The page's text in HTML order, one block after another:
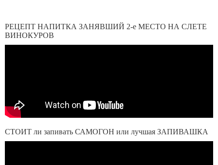
РЕЦЕПТ НАПИТКА ЗАНЯВШИЙ 2-е МЕСТО НА СЛЕТЕ
ВИНОКУРОВ
СТОИТ ли запивать САМОГОН или лучшая ЗАПИВАШКА